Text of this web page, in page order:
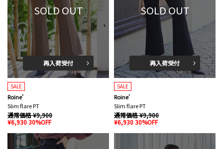
SOLD OUT
再入荷受付
SALE
Roine'
Slim flare PT
通常価格 ¥9,900
¥6,930 30%OFF
SOLD OUT
再入荷受付
SALE
Roine'
Slim flare PT
通常価格 ¥9,900
¥6,930 30%OFF